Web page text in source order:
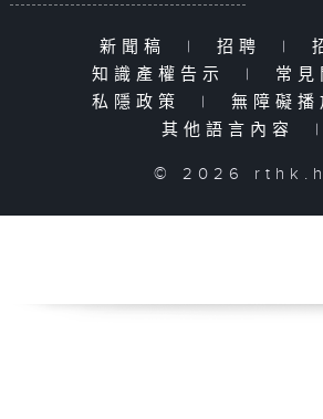
新聞稿 | 招聘 |
知識產權告示
| 常
私隱政策
| 無障礙
其他語言內容
|
© 2026